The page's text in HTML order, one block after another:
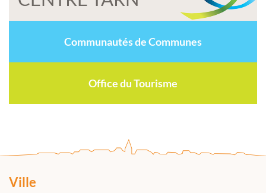
Communautés de Communes
Office du Tourisme
Ville